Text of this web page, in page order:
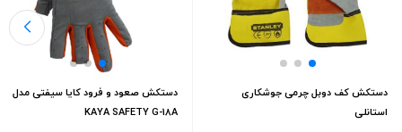
دستکش کف دوبل چرمی جوشکاری
استانلی
دستکش صعود و فرود کایا سیفتی مدل
KAYA SAFETY G-18A